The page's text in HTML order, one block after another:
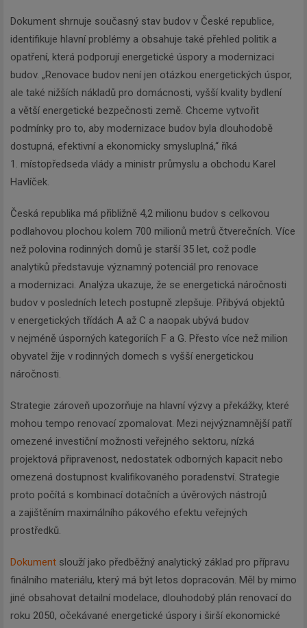
Dokument shrnuje současný stav budov v České republice,
identifikuje hlavní problémy a obsahuje také přehled politik a
opatření, která podporují energetické úspory a modernizaci
budov. „Renovace budov není jen otázkou energetických úspor,
ale také nižších nákladů pro domácnosti, vyšší kvality bydlení
a větší energetické bezpečnosti země. Chceme vytvořit
podmínky pro to, aby modernizace budov byla dlouhodobě
dostupná, efektivní a ekonomicky smysluplná,“ říká
1. místopředseda vlády a ministr průmyslu a obchodu Karel
Havlíček.
Česká republika má přibližně 4,2 milionu budov s celkovou
podlahovou plochou kolem 700 milionů metrů čtverečních. Více
než polovina rodinných domů je starší 35 let, což podle
analytiků představuje významný potenciál pro renovace
a modernizaci. Analýza ukazuje, že se energetická náročnosti
budov v posledních letech postupně zlepšuje. Přibývá objektů
v energetických třídách A až C a naopak ubývá budov
v nejméně úsporných kategoriích F a G. Přesto více než milion
obyvatel žije v rodinných domech s vyšší energetickou
náročnosti.
Strategie zároveň upozorňuje na hlavní výzvy a překážky, které
mohou tempo renovací zpomalovat. Mezi nejvýznamnější patří
omezené investiční možnosti veřejného sektoru, nízká
projektová připravenost, nedostatek odborných kapacit nebo
omezená dostupnost kvalifikovaného poradenství. Strategie
proto počítá s kombinací dotačních a úvěrových nástrojů
a zajištěním maximálního pákového efektu veřejných
prostředků.
Dokument slouží jako předběžný analytický základ pro přípravu
finálního materiálu, který má být letos dopracován. Měl by mimo
jiné obsahovat detailní modelace, dlouhodobý plán renovací do
roku 2050, očekávané energetické úspory i širší ekonomické